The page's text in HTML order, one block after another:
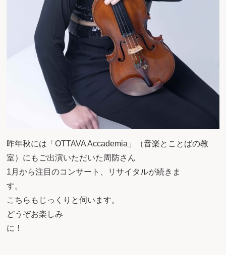
昨年秋には「OTTAVA Accademia」（音楽とことばの教
室）にもご出演いただいた周防さん
1月から注目のコンサート、リサイタルが続きま
す
こちらもじっくりと伺います。
どうぞお楽しみ
に